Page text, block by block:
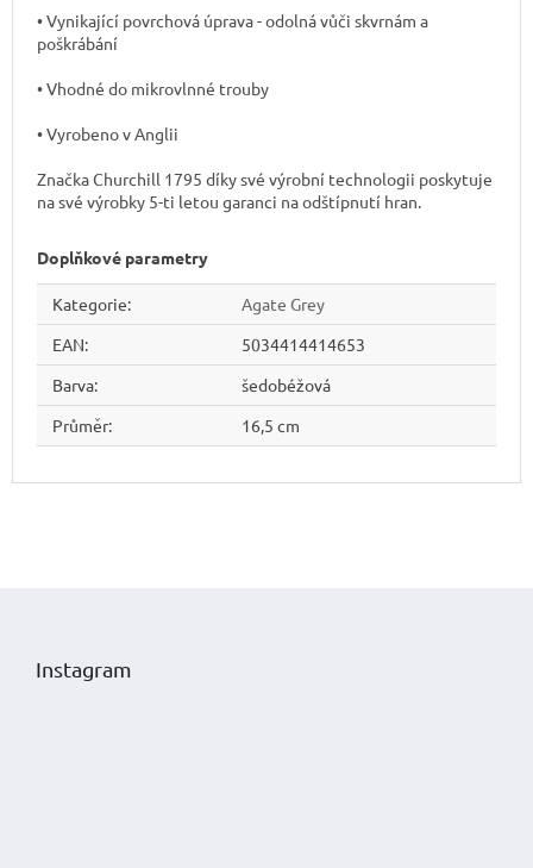
• Vynikající povrchová úprava - odolná vůči skvrnám a
poškrábání
• Vhodné do mikrovlnné trouby
• Vyrobeno v Anglii
Značka Churchill 1795 díky své výrobní technologii poskytuje
na své výrobky 5-ti letou garanci na odštípnutí hran.
Doplňkové parametry
Kategorie:
Agate Grey
EAN:
5034414414653
Barva:
šedobéžová
Průměr: 16,5 cm
Instagram